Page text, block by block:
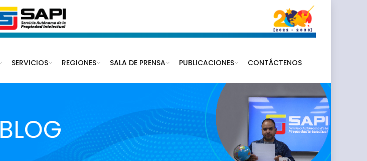
SERVICIOS REGIONES SALA DE PRENSA PUBLICACIONES CONTÁCTENOS
BLOG